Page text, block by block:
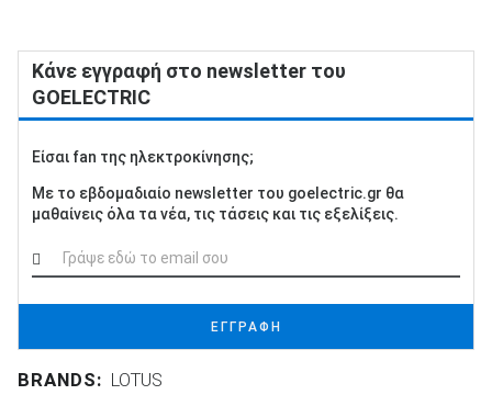
Κάνε εγγραφή στο newsletter του
GOELECTRIC
Είσαι fan της ηλεκτροκίνησης;
Με το εβδομαδιαίο newsletter του goelectric.gr θα
μαθαίνεις όλα τα νέα, τις τάσεις και τις εξελίξεις.
ΕΓΓΡΑΦΗ
BRANDS: LOTUS